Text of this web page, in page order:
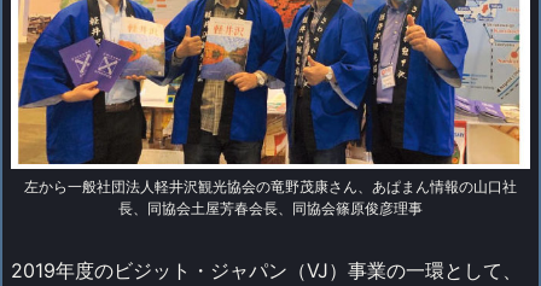
左から一般社団法人軽井沢観光協会の竜野茂康さん、あぱまん情報の山口社
長、同協会土屋芳春会長、同協会篠原俊彦理事
2019年度のビジット・ジャパン（VJ）事業の一環として、